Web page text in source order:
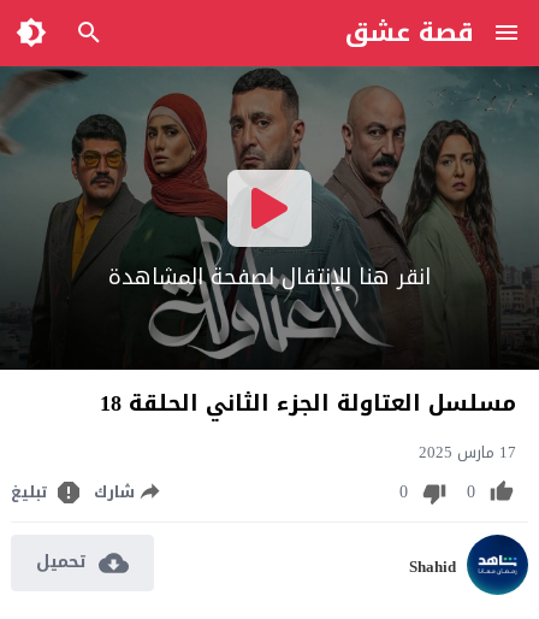
قصة عشق
انقر هنا للإنتقال لصفحة المشاهدة
مسلسل العتاولة الجزء الثاني الحلقة 18
17 مارس 2025
0
0 شارك تبليغ
Shahid تحميل